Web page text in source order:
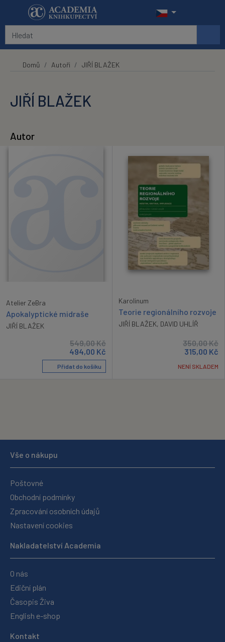
Přeskočit na hlavní obsah
Domů Autoři JIŘÍ BLAŽEK
JIŘÍ BLAŽEK
Autor
Atelier ZeBra
Apokalyptické midraše
JIŘÍ BLAŽEK
549,00Kč
494,00 Kč
Přidat do košíku
Karolinum
Teorie regionálního rozvoje
JIŘÍ BLAŽEK, DAVID UHLÍŘ
350,00Kč
315,00 Kč
NENÍ SKLADEM
Vše o nákupu
Poštovné
Obchodní podmínky
Zpracování osobních údajů
Nastavení cookies
Nakladatelství Academia
O nás
Ediční plán
Časopis Živa
English e-shop
Kontakt